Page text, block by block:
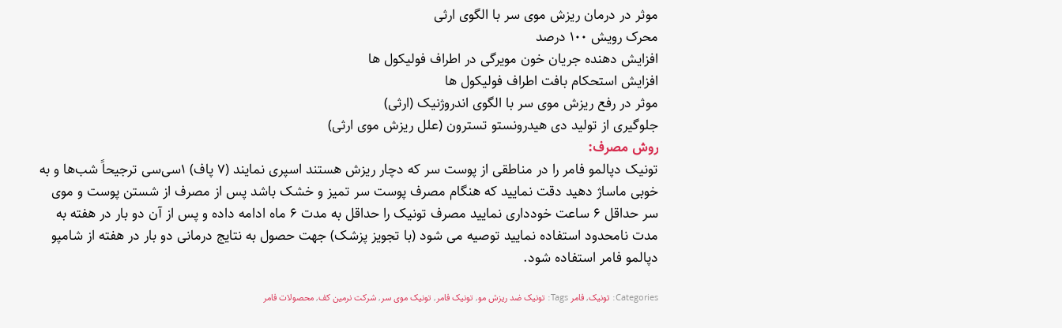
موثر در درمان ریزش موی سر با الگوی ارثی
محرک رویش ۱۰۰ درصد
افزایش دهنده جریان خون مویرگی در اطراف فولیکول ها
افزایش استحکام بافت اطراف فولیکول ها
موثر در رفع ریزش موی سر با الگوی اندروژنیک (ارثی)
جلوگیری از تولید دی هیدرونستو تسترون (علل ریزش موی ارثی)
روش مصرف:
تونیک دپالمو فامر را در مناطقی از پوست سر که دچار ریزش هستند اسپری نمایند (٧ پاف) ١سی‌سی ترجیحاً شب‌ها و به
خوبی ماساژ دهید دقت نمایید که هنگام مصرف پوست سر تمیز و خشک باشد پس از مصرف از شستن پوست و موی
سر حداقل ۶ ساعت خودداری نمایید مصرف تونیک را حداقل به مدت ۶ ماه ادامه داده و پس از آن دو بار در هفته به
مدت نامحدود استفاده نمایید توصیه می شود (با تجویز پزشک) جهت حصول به نتایج درمانی دو بار در هفته از شامپو
دپالمو فامر استفاده شود.
Categories: تونیک,فامر Tags: تونیک ضد ریزش مو, تونیک فامر, تونیک موی سر,شرکت نرمین کف,محصولات فامر